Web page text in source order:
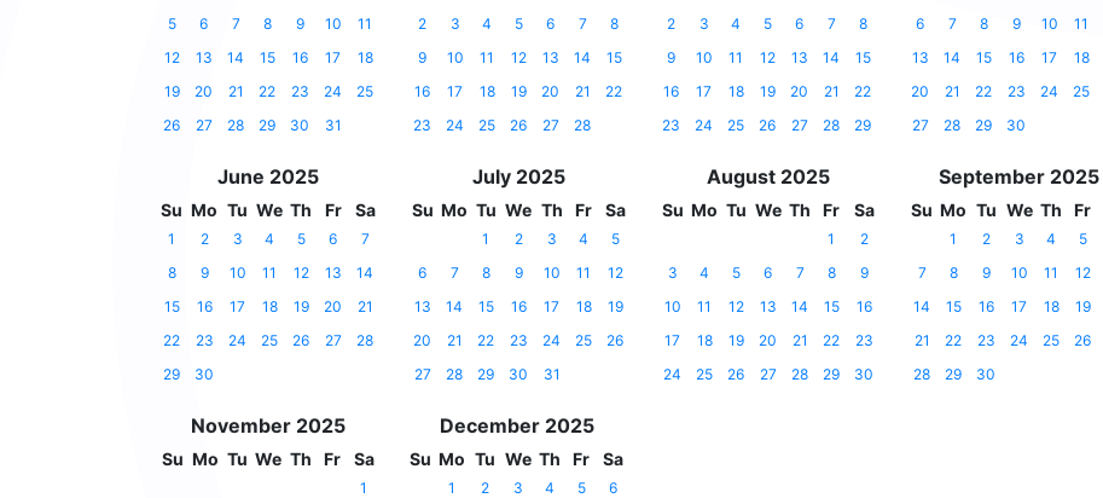
5
6 7 8 9 10
11
12
13 14 15 16 17
18
19
20 21 22 23 24
25
26
27 28 29 30 31
2
3 4 5 6 7
8
9
10 11 12 13 14
15
16
17 18 19 20 21
22
23
24 25 26 27 28
2
3 4 5 6 7
8
9
10 11 12 13 14
15
16
17 18 19 20 21
22
23
24 25 26 27 28 29
6
7 8 9 10 11
13
14 15 16 17 18
20
21 22 23 24 25
27
28 29 30
June 2025
Su Mo Tu We Th Fr Sa
1 2 3 4 5 6
7
8
9 10 11 12 13
14
15
16 17 18 19 20
21
22
23 24 25 26 27
28
29
30
July 2025
Su Mo Tu We Th Fr Sa
1 2 3 4
5
6
7 8 9 10 11
12
13
14 15 16 17 18
19
20
21 22 23 24 25
26
27
28 29 30 31
August 2025
Su Mo Tu We Th Fr Sa
1
2
3
4 5 6 7 8
9
10
11 12 13 14 15
16
17
18 19 20 21 22
23
24
25 26 27 28 29 30
September 2025
Su Mo Tu We Th Fr
1 2 3 4 5
7
8 9 10 11 12
14
15 16 17 18 19
21
22 23 24 25 26
28
29 30
November 2025
Su Mo Tu We Th Fr Sa
1
December 2025
Su Mo Tu We Th Fr Sa
1 2 3 4 5
6